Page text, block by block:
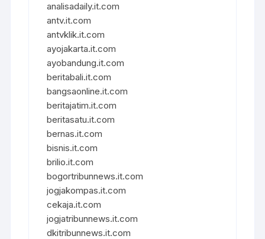
analisadaily.it.com
antv.it.com
antvklik.it.com
ayojakarta.it.com
ayobandung.it.com
beritabali.it.com
bangsaonline.it.com
beritajatim.it.com
beritasatu.it.com
bernas.it.com
bisnis.it.com
brilio.it.com
bogortribunnews.it.com
jogjakompas.it.com
cekaja.it.com
jogjatribunnews.it.com
dkitribunnews.it.com